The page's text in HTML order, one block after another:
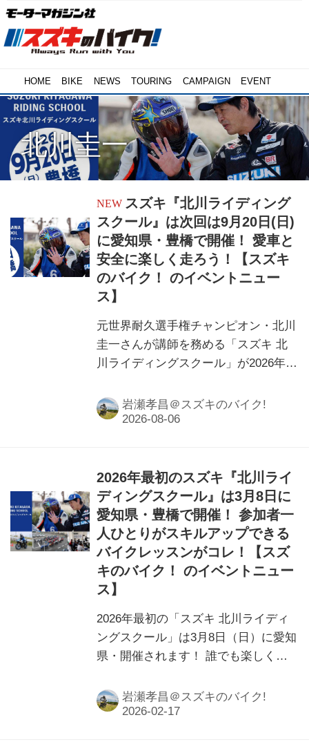
HOME BIKE NEWS TOURING CAMPAIGN EVENT
北川圭一
スズキ『北川ライディング
スクール』は次回は9月20日(日)
に愛知県・豊橋で開催！ 愛車と
安全に楽しく走ろう！【スズキ
のバイク！ のイベントニュー
ス】
元世界耐久選手権チャンピオン・北川
圭一さんが講師を務める「スズキ 北
川ライディングスクール」が2026年9
初心者からベテランライダーまでスキ
ルアップできるおすすめスクールで
岩瀬孝昌＠スズキのバイク!
2026年最初のスズキ『北川ライ
ディングスクール』は3月8日に
愛知県・豊橋で開催！ 参加者一
人ひとりがスキルアップできる
バイクレッスンがコレ！【スズ
キのバイク！ のイベントニュー
ス】
2026年最初の「スズキ 北川ライディ
ングスクール」は3月8日（日）に愛知
県・開催されます！ 誰でも楽しくス
ングレッスンが今年もスタートです！
岩瀬孝昌＠スズキのバイク!